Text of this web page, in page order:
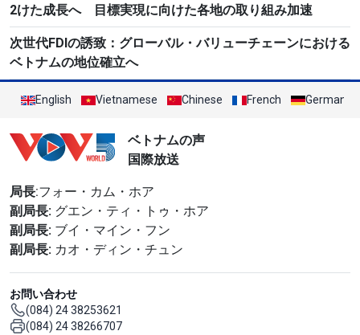
2けた成長へ 目標実現に向けた各地の取り組み加速
次世代FDIの誘致：グローバル・バリューチェーンにおける
ベトナムの地位確立へ
English Vietnamese Chinese French German
ベトナムの声
国際放送
局長:フォー・カム・ホア
副局長: グエン・ティ・トゥ・ホア
副局長: ブイ・マイン・フン
副局長: カオ・ディン・チュン
お問い合わせ
(084) 24 38253621
(084) 24 38266707